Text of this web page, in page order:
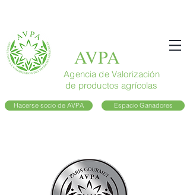
AVPA
Agencia de Valorización
de productos agrícolas
Hacerse socio de AVPA Espacio Ganadores